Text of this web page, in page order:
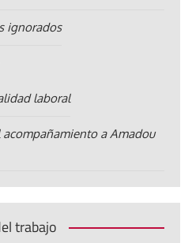
ignorados
laboral
a Amadou
trabajo